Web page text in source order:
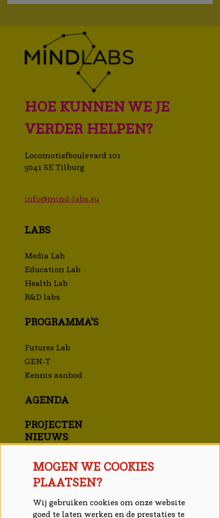
HOE KUNNEN WE JE
VERDER HELPEN?
Locomotiefboulevard 101
5041 SE Tilburg
info@mind-labs.eu
LABS
Media Lab
Education Lab
Health Lab
R&D labs
PROGRAMMA'S
Futures Lab
GEN-T
Kennis aanbod
AGENDA
PROJECTEN
NIEUWS
OVER ONS
Partners
Meet MAI
MOGEN WE COOKIES
PLAATSEN?
Wij gebruiken cookies om onze website
goed te laten werken en de prestaties te